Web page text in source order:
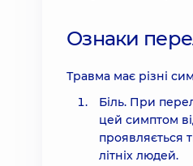
Ознаки
Травма має різні
Біль. При
цей симптом
проявляється
літніх людей.